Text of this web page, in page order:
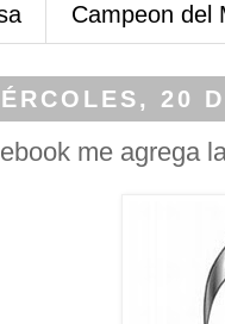
Campeon del
20
me agrega